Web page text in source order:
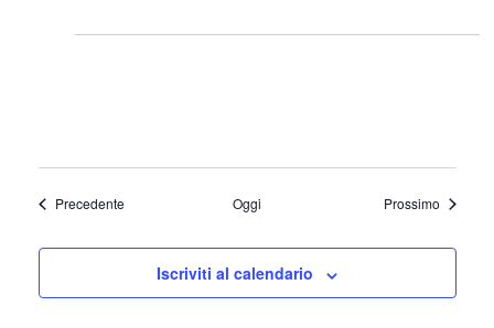
PrecedenteEventi Oggi ProssimoEventi
Iscriviti al calendario